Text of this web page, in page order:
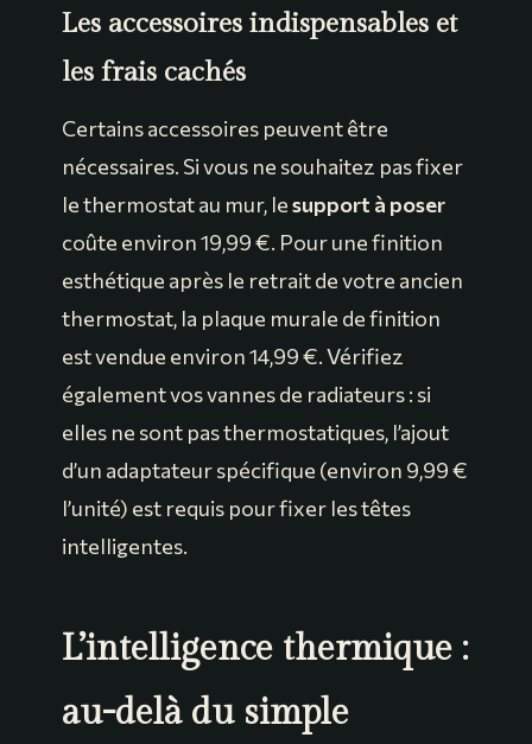
Les accessoires indispensables et
les frais cachés
Certains accessoires peuvent être
nécessaires. Si vous ne souhaitez pas fixer
le thermostat au mur, lesupport à poser
coûte environ 19,99 €. Pour une finition
esthétique après le retrait de votre ancien
thermostat, la plaque murale de finition
est vendue environ 14,99 €. Vérifiez
également vos vannes de radiateurs : si
elles ne sont pas thermostatiques, l’ajout
d’un adaptateur spécifique (environ 9,99 €
l’unité) est requis pour fixer les têtes
intelligentes.
L’intelligence thermique :
au-delà du simple